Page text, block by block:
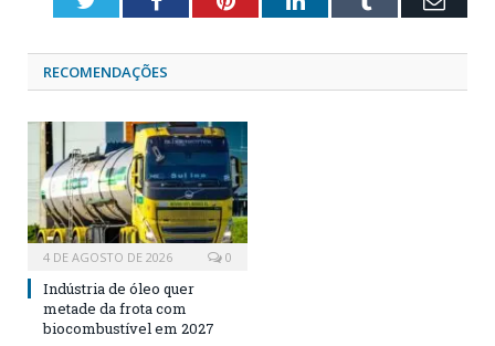
RECOMENDAÇÕES
4 DE AGOSTO DE 2026 0
Indústria de óleo quer
metade da frota com
biocombustível em 2027